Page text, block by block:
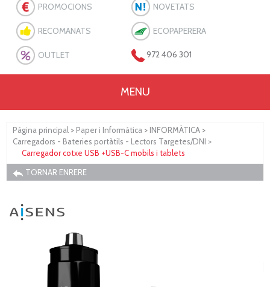
PROMOCIONS NOVETATS
RECOMANATS ECOPAPERERA
OUTLET 972 406 301
MENU
Pàgina principal > Paper i Informàtica > INFORMÀTICA >
Carregadors - Bateries portàtils - Lectors Targetes/DNI >
Carregador cotxe USB +USB-C mobils i tablets
TORNAR ENRERE